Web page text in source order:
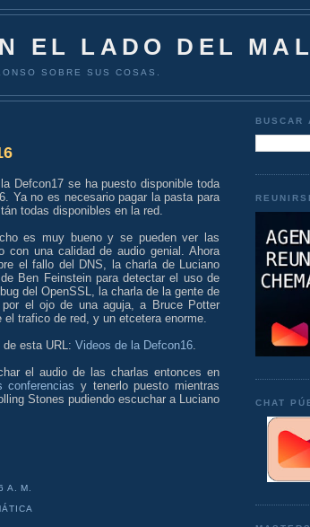
EL LADO DEL MAL
SOBRE SUS COSAS.
Defcon17 se ha puesto disponible toda
Ya no es necesario pagar la pasta para
todas disponibles en la red.
es muy bueno y se pueden ver las
con una calidad de audio genial. Ahora
el fallo del DNS, la charla de Luciano
Ben Feinstein para detectar el uso de
del OpenSSL, la charla de la gente de
el ojo de una aguja, a Bruce Potter
trafico de red, y un etcetera enorme.
esta URL: Videos de la Defcon16
el audio de las charlas entonces en
conferenciasy tenerlo puesto mientras
Stones pudiendo escuchar a Luciano
A. M.
BUSCAR
CHAT